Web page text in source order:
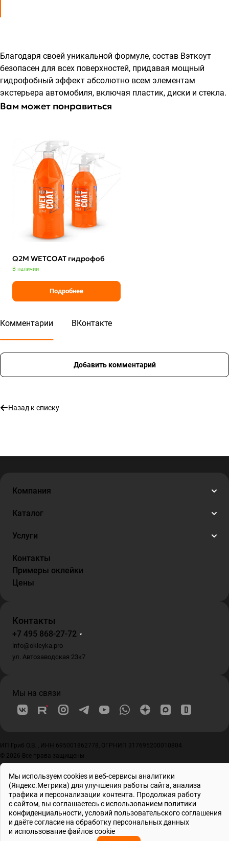
Благодаря своей уникальной формуле, состав Вэткоут
безопасен для всех поверхностей, придавая мощный
гидрофобный эффект абсолютно всем элементам
экстерьера автомобиля, включая пластик, диски и стекла.
Вам может понравиться
Q2M WETCOAT гидрофоб
В наличии
Подробнее
Комментарии ВКонтакте
Добавить комментарий
Назад к списку
Компания
Каталог
Услуги
Контакты
Примеры оклейки
Цены
Контакты
+7 495 868-27-72
info@okleyka.pro
ул. Автозаводская 23к7
Мы на связи
ИП Гриб О.В. , ИНН 695001862778, ОГРНИП 317695200010804
© 2026 Все права защищены
Мы используем cookies и веб-сервисы аналитики
(Яндекс.Метрика) для улучшения работы сайта, анализа
трафика и персонализации контента. Продолжая работу
с сайтом, вы соглашаетесь с использованием политики
конфиденциальности, условий пользовательского соглашения
и даётесогласие на обработку персональных данных
и использование файлов cookie